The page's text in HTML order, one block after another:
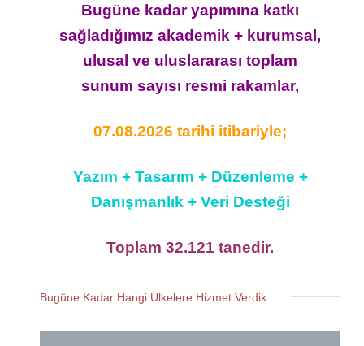
Bugüne kadar yapımına katkı
sağladığımız akademik + kurumsal,
ulusal ve uluslararası toplam
sunum sayısı resmi rakamlar,
07.08.2026 tarihi itibariyle;
Yazım + Tasarım + Düzenleme +
Danışmanlık + Veri Desteği
Toplam 32.121 tanedir.
Bugüne Kadar Hangi Ülkelere Hizmet Verdik